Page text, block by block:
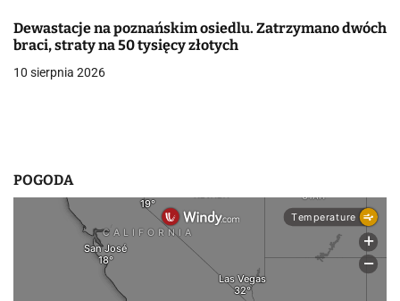
p
i
Dewastacje na poznańskim osiedlu. Zatrzymano dwóch
braci, straty na 50 tysięcy złotych
10 sierpnia 2026
POGODA